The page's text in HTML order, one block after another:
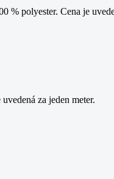
% polyester. Cena je
za jeden meter.